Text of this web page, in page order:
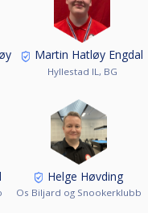
Martin Hatløy Engdal
Hyllestad IL, BG
Helge Høvding
Os Biljard og Snookerklubb